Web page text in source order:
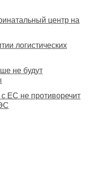
центр на
логистических
не будут
ЕС не противоречит